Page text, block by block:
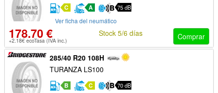
C A 75 dB
Ver ficha del neumático
178.70 €
+2.18€ ecoTasa (IVA inc.) Comprar
Stock 5/6 días
285/40 R20 108H
TURANZA LS100
B C 70 dB